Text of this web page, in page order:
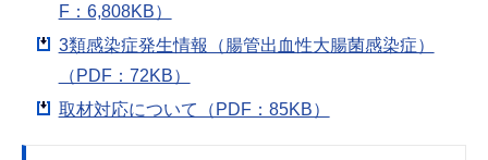
F：6,808KB）
3類感染症発生情報（腸管出血性大腸菌感染症）
（PDF：72KB）
取材対応について（PDF：85KB）